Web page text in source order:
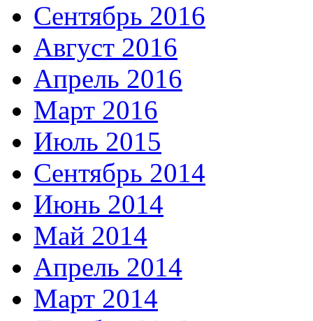
Сентябрь 2016
Август 2016
Апрель 2016
Март 2016
Июль 2015
Сентябрь 2014
Июнь 2014
Май 2014
Апрель 2014
Март 2014